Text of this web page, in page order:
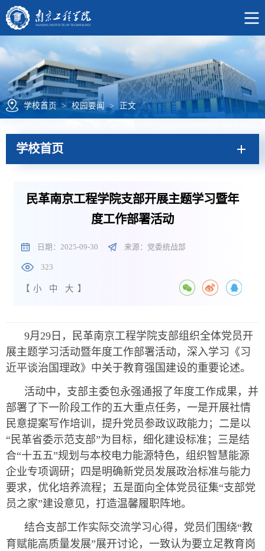
学校首页 > 校园要闻 > 正文
学校首页
民革南京工程学院支部开展主题学习暨年
度工作部署活动
日期：2025-09-30 来源：党委统战部
323
【 小 中 大 】
9月29日，民革南京工程学院支部组织全体党员开
展主题学习活动暨年度工作部署活动，深入学习《习
近平谈治国理政》中关于教育强国建设的重要论述。
活动中，支部主委包永强通报了年度工作成果，并
部署了下一阶段工作的五大重点任务，一是开展社情
民意提案写作培训，提升党员参政议政能力；二是以
“民革省委示范支部”为目标，细化建设标准；三是结
合“十五五”规划与本校电力能源特色，组织智慧能源
企业专项调研；四是明确新党员发展政治标准与能力
要求，优化培养流程；五是面向全体党员征集“支部党
员之家”建设意见，打造温馨履职阵地。
结合支部工作实际交流学习心得，党员们围绕“教
育赋能高质量发展”展开讨论，一致认为要立足教育岗